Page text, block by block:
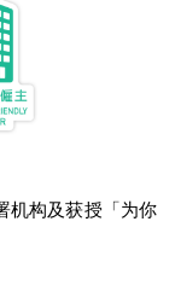
机构及获授「为你